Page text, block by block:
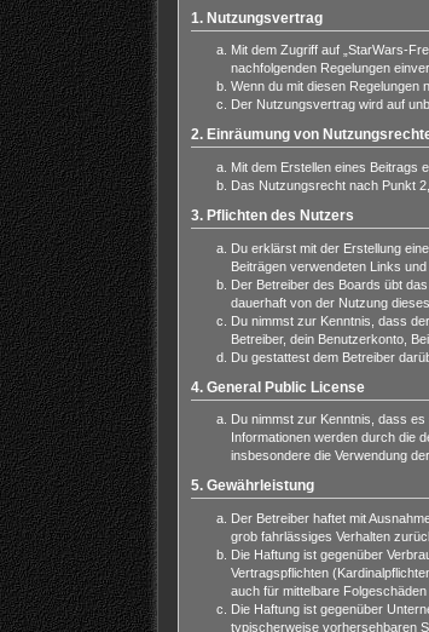
1. Nutzungsvertrag
Mit dem Zugriff auf „StarWars-
nachfolgenden Regelungen
Wenn du mit diesen Regelungen
Der Nutzungsvertrag wird auf
2. Einräumung von
Mit dem Erstellen eines Beitrags
Das Nutzungsrecht nach Punkt
3. Pflichten des Nutzers
Du erklärst mit der Erstellung
Beiträgen verwendeten Links
Der Betreiber des Boards übt
dauerhaft von der Nutzung
Du nimmst zur Kenntnis, dass
Betreiber, dein Benutzerkonto,
Du gestattest dem Betreiber
4. General Public License
Du nimmst zur Kenntnis, dass
Informationen werden durch die
insbesondere die Verwendung
5. Gewährleistung
Der Betreiber haftet mit
grob fahrlässiges Verhalten
Die Haftung ist gegenüber
Vertragspflichten
auch für mittelbare
Die Haftung ist gegenüber
typischerweise vorhersehbaren